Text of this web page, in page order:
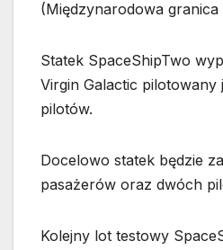
(Międzynarodowa granica
Statek SpaceShipTwo
Virgin Galactic
pilotów.
Docelowo statek będzie
pasażerów oraz dwóch
Kolejny lot testowy